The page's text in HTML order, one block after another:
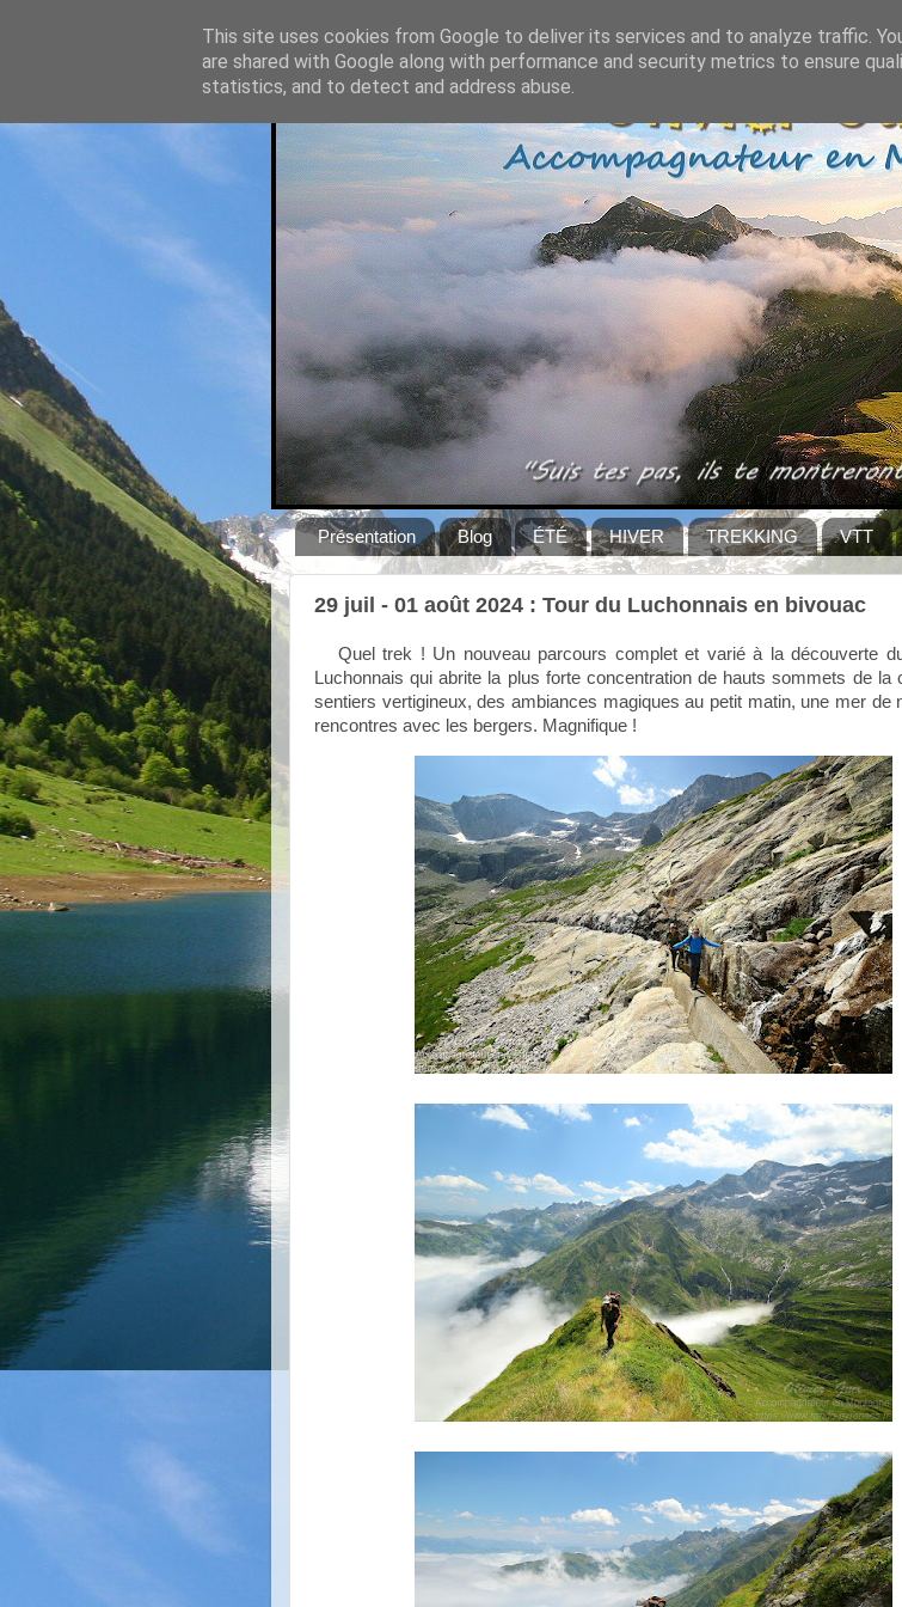
Présentation Blog ÉTÉ HIVER TREKKING VTT
29 juil - 01 août 2024 : Tour du Luchonnais en bivouac
Quel trek ! Un nouveau parcours complet et varié à la découverte
Luchonnais qui abrite la plus forte concentration de hauts sommets de la
sentiers vertigineux, des ambiances magiques au petit matin, une mer de
rencontres avec les bergers. Magnifique !
This site uses cookies from Google to deliver its services and to analyze traffic.
are shared with Google along with performance and security metrics to ensure
statistics, and to detect and address abuse.